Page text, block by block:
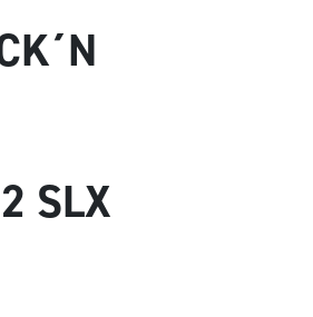
SLX